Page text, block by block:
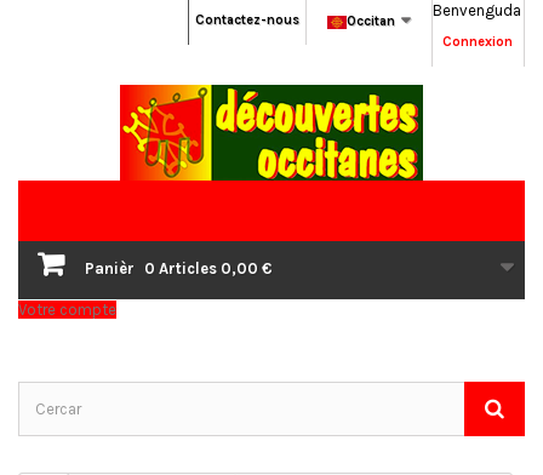
Benvenguda
Connexion
Occitan
Contactez-nous
Panièr 0 Articles 0,00 €
Votre compte